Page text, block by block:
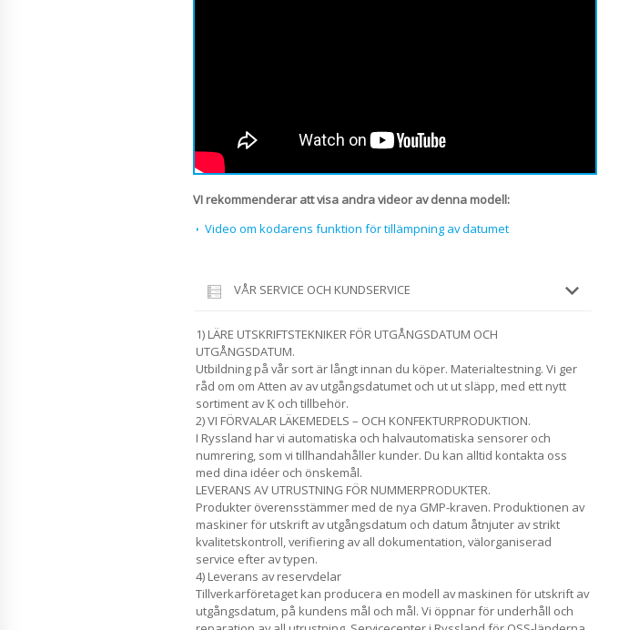
VI rekommenderar att visa andra videor av denna modell:
Video om kodarens funktion för tillämpning av datumet
VÅR SERVICE OCH KUNDSERVICE
1) LÄRE UTSKRIFTSTEKNIKER FÖR UTGÅNGSDATUM OCH
UTGÅNGSDATUM.
Utbildning på vår sort är långt innan du köper. Materialtestning. Vi ger
råd om om Atten av av utgångsdatumet och ut ut släpp, med ett nytt
sortiment av Ḳ och tillbehör.
2) VI FÖRVALAR LÄKEMEDELS – OCH KONFEKTURPRODUKTION.
I Ryssland har vi automatiska och halvautomatiska sensorer och
numrering, som vi tillhandahåller kunder. Du kan alltid kontakta oss
med dina idéer och önskemål.
LEVERANS AV UTRUSTNING FÖR NUMMERPRODUKTER.
Produkter överensstämmer med de nya GMP-kraven. Produktionen av
maskiner för utskrift av utgångsdatum och datum åtnjuter av strikt
kvalitetskontroll, verifiering av all dokumentation, välorganiserad
service efter av typen.
4) Leverans av reservdelar
Tillverkarföretaget kan producera en modell av maskinen för utskrift av
utgångsdatum, på kundens mål och mål. Vi öppnar för underhåll och